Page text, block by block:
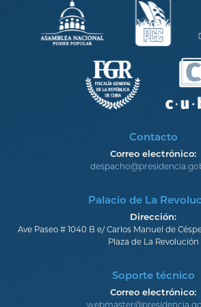
Contacto
Correo electrónico:
Palacio de La
Dirección:
Ave Paseo # 1040 B e/ Carlos Manuel de
Plaza de La Revolución
Soporte técnico
Correo electrónico: